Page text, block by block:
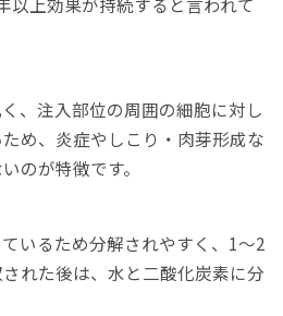
、注入部位の周囲の細胞に対し
め、炎症やしこり・肉芽形成な
のが特徴です。
いるため分解されやすく、1〜2
れた後は、水と二酸化炭素に分